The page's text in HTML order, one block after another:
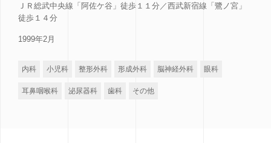
ＪＲ総武中央線「阿佐ケ谷」徒歩１１分／西武新宿線「鷺ノ宮」
徒歩１４分
1999年2月
内科 小児科 整形外科 形成外科 脳神経外科 眼科
耳鼻咽喉科 泌尿器科 歯科 その他